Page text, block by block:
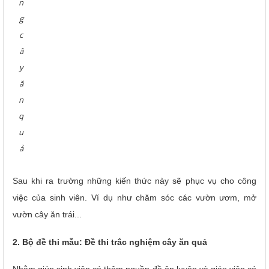
n
g
c
â
y
ă
n
q
u
ả
Sau khi ra trường những kiến thức này sẽ phục vụ cho công
việc của sinh viên. Ví dụ như chăm sóc các vườn ươm, mở
vườn cây ăn trái...
2. Bộ đề thi mẫu: Đề thi trắc nghiệm cây ăn quả